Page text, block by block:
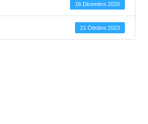
16 Dicembre 2020
21 Ottobre 2023